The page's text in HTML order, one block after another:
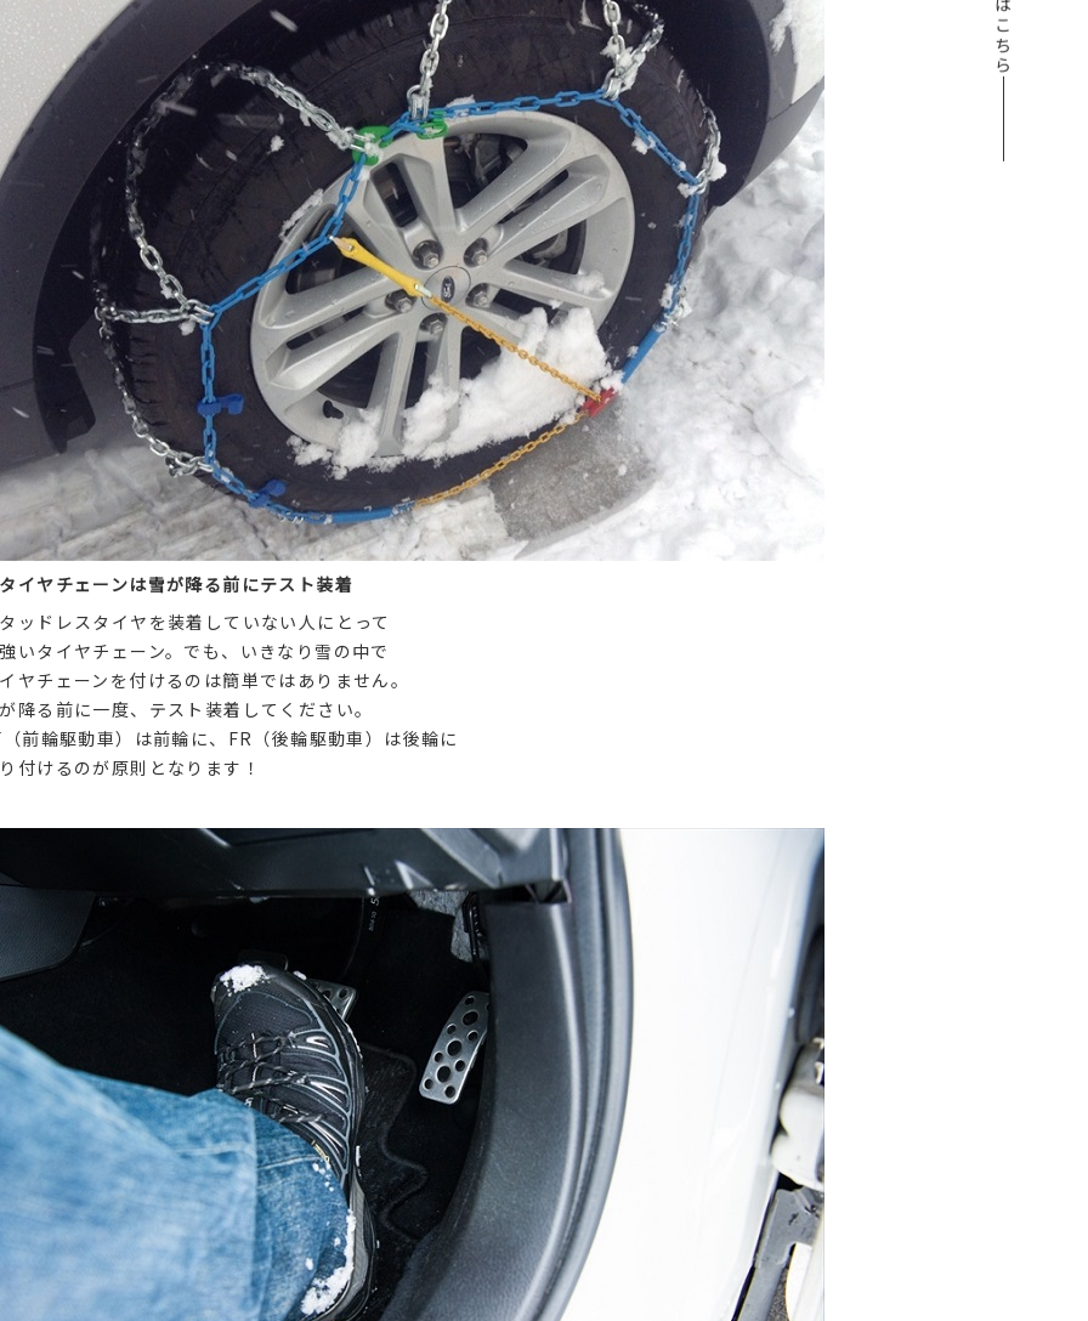
イヤチェーンは雪が降る前にテスト装着
ッドレスタイヤを装着していない人にとって
いタイヤチェーン。でも、いきなり雪の中で
ヤチェーンを付けるのは簡単ではありません。
降る前に一度、テスト装着してください。
前輪駆動車）は前輪に、FR（後輪駆動車）は後輪に
付けるのが原則となります！